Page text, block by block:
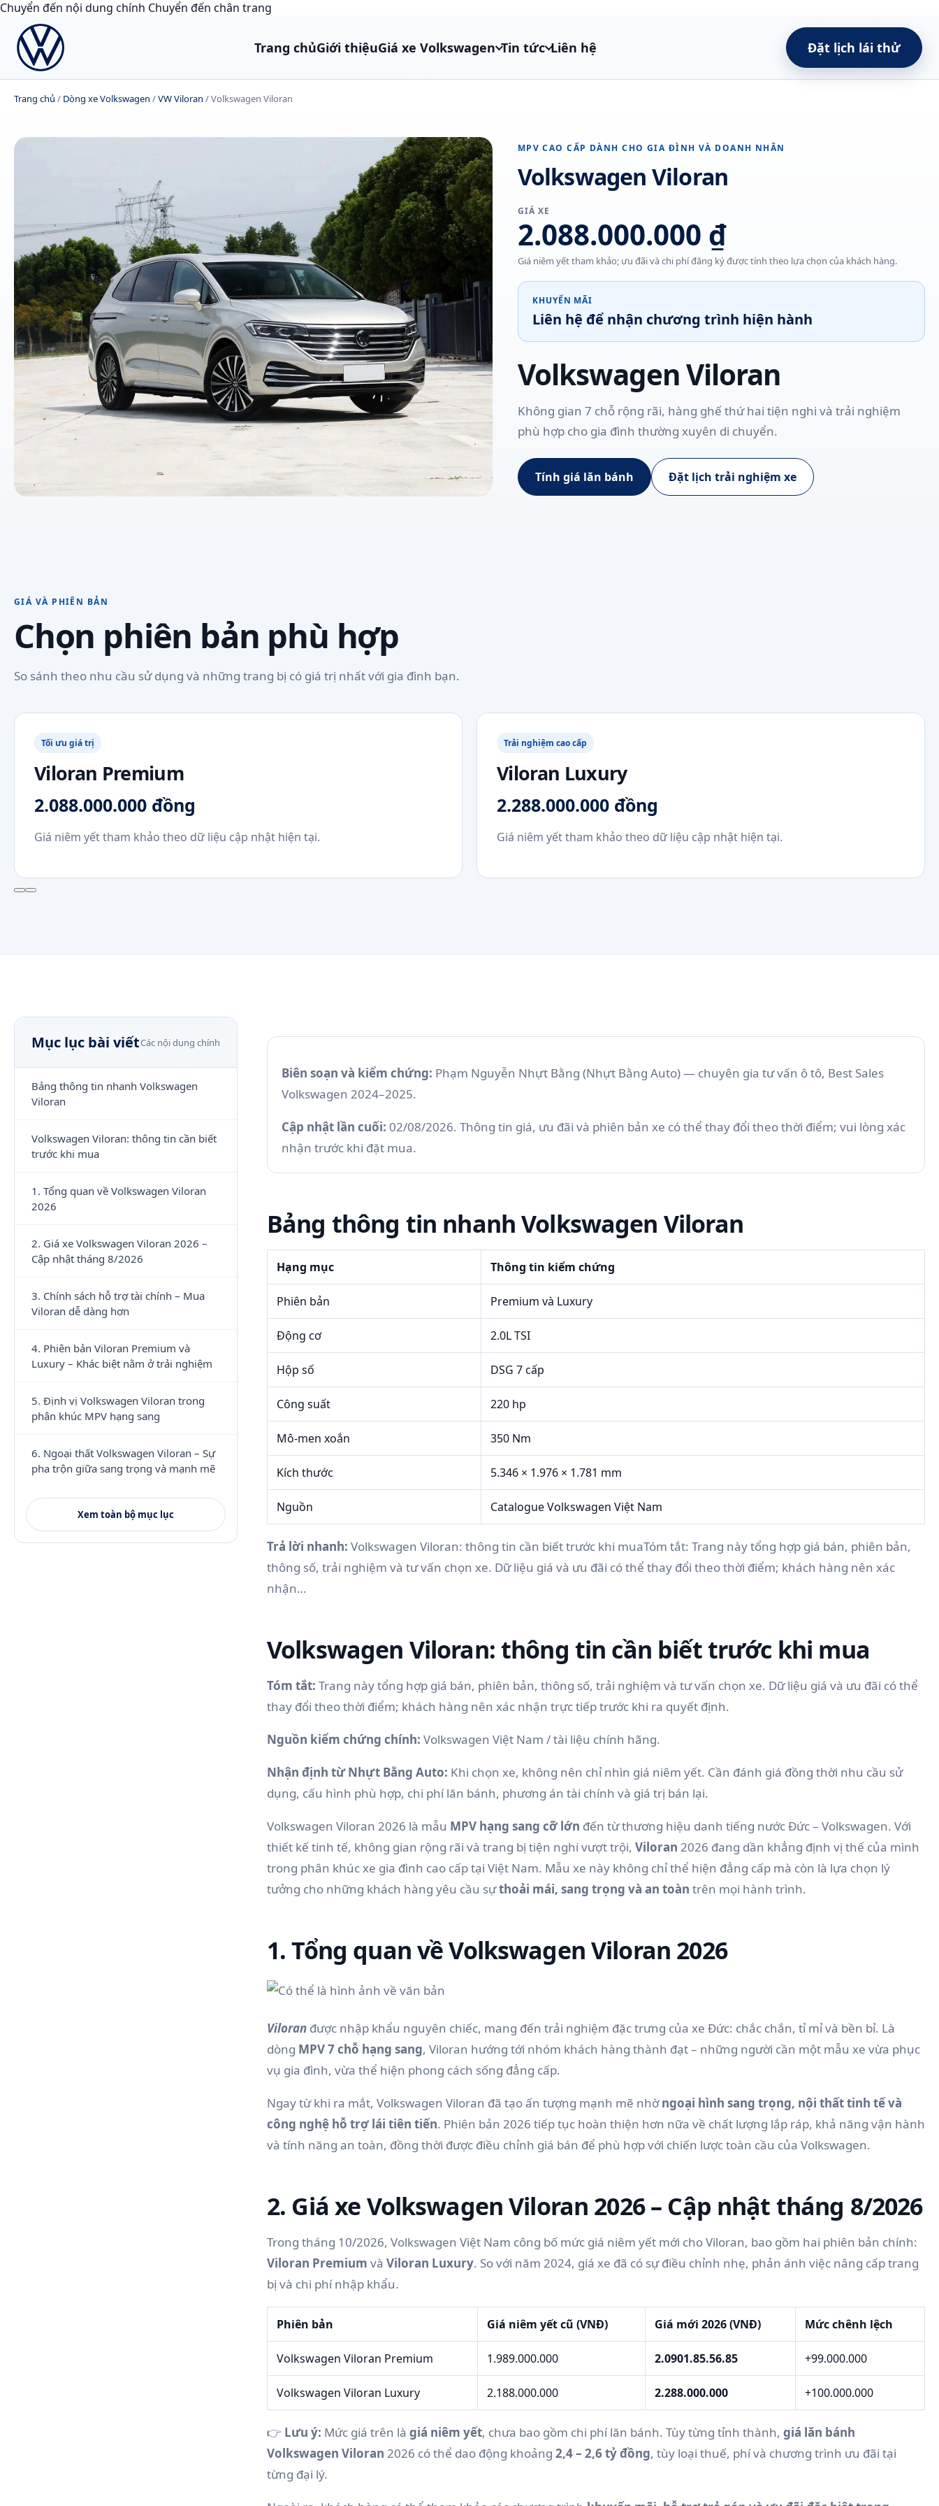
Chuyển đến nội dung chính Chuyển đến chân trang
Trang chủGiới thiệuGiá xe Volkswagen Tin tức Liên hệ Đặt lịch lái thử
Trang chủ / Dòng xe Volkswagen /VW Viloran /Volkswagen Viloran
MPV CAO CẤP DÀNH CHO GIA ĐÌNH VÀ DOANH NHÂN
Volkswagen Viloran
GIÁ XE
2.088.000.000 ₫
Giá niêm yết tham khảo; ưu đãi và chi phí đăng ký được tính theo lựa chọn của khách hàng.
KHUYẾN MÃI
Liên hệ để nhận chương trình hiện hành
Volkswagen Viloran
Không gian 7 chỗ rộng rãi, hàng ghế thứ hai tiện nghi và trải nghiệm
phù hợp cho gia đình thường xuyên di chuyển.
Tính giá lăn bánh Đặt lịch trải nghiệm xe
GIÁ VÀ PHIÊN BẢN
Chọn phiên bản phù hợp
So sánh theo nhu cầu sử dụng và những trang bị có giá trị nhất với gia đình bạn.
Tối ưu giá trị
Viloran Premium
2.088.000.000 đồng
Giá niêm yết tham khảo theo dữ liệu cập nhật hiện tại.
Trải nghiệm cao cấp
Viloran Luxury
2.288.000.000 đồng
Giá niêm yết tham khảo theo dữ liệu cập nhật hiện tại.
Mục lục bài viếtCác nội dung chính
Bảng thông tin nhanh Volkswagen
Viloran
Volkswagen Viloran: thông tin cần biết
trước khi mua
1. Tổng quan về Volkswagen Viloran
2026
2. Giá xe Volkswagen Viloran 2026 –
Cập nhật tháng 8/2026
3. Chính sách hỗ trợ tài chính – Mua
Viloran dễ dàng hơn
4. Phiên bản Viloran Premium và
Luxury – Khác biệt nằm ở trải nghiệm
5. Định vị Volkswagen Viloran trong
phân khúc MPV hạng sang
6. Ngoại thất Volkswagen Viloran – Sự
pha trộn giữa sang trọng và mạnh mẽ
Xem toàn bộ mục lục
Biên soạn và kiểm chứng: Phạm Nguyễn Nhựt Bằng (Nhựt Bằng Auto)— chuyên gia tư vấn ô tô, Best Sales
Volkswagen 2024–2025.
Cập nhật lần cuối: 02/08/2026. Thông tin giá, ưu đãi và phiên bản xe có thể thay đổi theo thời điểm; vui lòng xác
nhận trước khi đặt mua.
Bảng thông tin nhanh Volkswagen Viloran
Hạng mục Thông tin kiểm chứng
Phiên bản Premium và Luxury
Động cơ 2.0L TSI
Hộp số DSG 7 cấp
Công suất 220 hp
Mô-men xoắn 350 Nm
Kích thước 5.346 × 1.976 × 1.781 mm
Nguồn Catalogue Volkswagen Việt Nam
Trả lời nhanh: Volkswagen Viloran: thông tin cần biết trước khi muaTóm tắt: Trang này tổng hợp giá bán, phiên bản,
thông số, trải nghiệm và tư vấn chọn xe. Dữ liệu giá và ưu đãi có thể thay đổi theo thời điểm; khách hàng nên xác
nhận…
Volkswagen Viloran: thông tin cần biết trước khi mua
Tóm tắt: Trang này tổng hợp giá bán, phiên bản, thông số, trải nghiệm và tư vấn chọn xe. Dữ liệu giá và ưu đãi có thể
thay đổi theo thời điểm; khách hàng nên xác nhận trực tiếp trước khi ra quyết định.
Nguồn kiểm chứng chính: Volkswagen Việt Nam / tài liệu chính hãng.
Nhận định từ Nhựt Bằng Auto: Khi chọn xe, không nên chỉ nhìn giá niêm yết. Cần đánh giá đồng thời nhu cầu sử
dụng, cấu hình phù hợp, chi phí lăn bánh, phương án tài chính và giá trị bán lại.
Volkswagen Viloran 2026 là mẫu MPV hạng sang cỡ lớn đến từ thương hiệu danh tiếng nước Đức – Volkswagen. Với
thiết kế tinh tế, không gian rộng rãi và trang bị tiện nghi vượt trội, Viloran 2026 đang dần khẳng định vị thế của mình
trong phân khúc xe gia đình cao cấp tại Việt Nam. Mẫu xe này không chỉ thể hiện đẳng cấp mà còn là lựa chọn lý
tưởng cho những khách hàng yêu cầu sựthoải mái, sang trọng và an toàn trên mọi hành trình.
1. Tổng quan về Volkswagen Viloran 2026
Viloran được nhập khẩu nguyên chiếc, mang đến trải nghiệm đặc trưng của xe Đức: chắc chắn, tỉ mỉ và bền bỉ. Là
dòng MPV 7 chỗ hạng sang, Viloran hướng tới nhóm khách hàng thành đạt – những người cần một mẫu xe vừa phục
vụ gia đình, vừa thể hiện phong cách sống đẳng cấp.
Ngay từ khi ra mắt, Volkswagen Viloran đã tạo ấn tượng mạnh mẽ nhờngoại hình sang trọng, nội thất tinh tế và
công nghệ hỗ trợ lái tiên tiến. Phiên bản 2026 tiếp tục hoàn thiện hơn nữa về chất lượng lắp ráp, khả năng vận hành
và tính năng an toàn, đồng thời được điều chỉnh giá bán để phù hợp với chiến lược toàn cầu của Volkswagen.
2. Giá xe Volkswagen Viloran 2026 – Cập nhật tháng 8/2026
Trong tháng 10/2026, Volkswagen Việt Nam công bố mức giá niêm yết mới cho Viloran, bao gồm hai phiên bản chính:
Viloran Premium và Viloran Luxury. So với năm 2024, giá xe đã có sự điều chỉnh nhẹ, phản ánh việc nâng cấp trang
bị và chi phí nhập khẩu.
Phiên bản Giá niêm yết cũ (VNĐ) Giá mới 2026 (VNĐ) Mức chênh lệch
Volkswagen Viloran Premium 1.989.000.000 2.0901.85.56.85 +99.000.000
Volkswagen Viloran Luxury 2.188.000.000 2.288.000.000 +100.000.000
👉 Lưu ý: Mức giá trên là giá niêm yết, chưa bao gồm chi phí lăn bánh. Tùy từng tỉnh thành, giá lăn bánh
Volkswagen Viloran 2026 có thể dao động khoảng 2,4 – 2,6 tỷ đồng, tùy loại thuế, phí và chương trình ưu đãi tại
từng đại lý.